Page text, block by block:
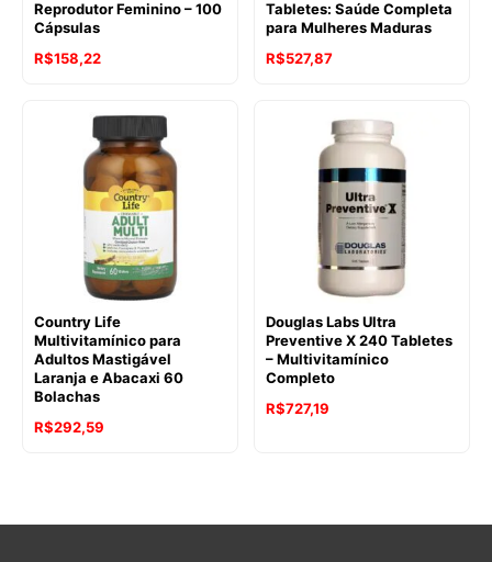
Reprodutor Feminino – 100
Cápsulas
R$158,22
Tabletes: Saúde Completa
para Mulheres Maduras
R$527,87
Country Life
Multivitamínico para
Adultos Mastigável
Laranja e Abacaxi 60
Bolachas
R$292,59
Douglas Labs Ultra
Preventive X 240 Tabletes
– Multivitamínico
Completo
R$727,19